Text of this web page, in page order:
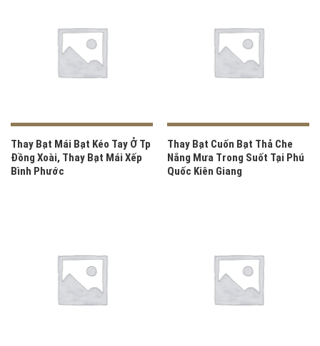
Thay Bạt Mái Bạt Kéo Tay Ở Tp
Đồng Xoài, Thay Bạt Mái Xếp
Bình Phước
Thay Bạt Cuốn Bạt Thả Che
Nắng Mưa Trong Suốt Tại Phú
Quốc Kiên Giang